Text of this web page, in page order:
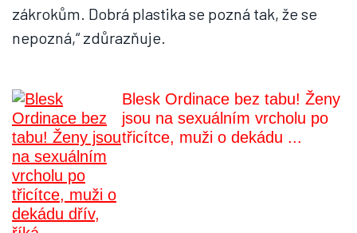
zákrokům. Dobrá plastika se pozná tak, že se
nepozná,“ zdůrazňuje.
Blesk Ordinace bez tabu! Ženy
jsou na sexuálním vrcholu po
třicítce, muži o dekádu ...